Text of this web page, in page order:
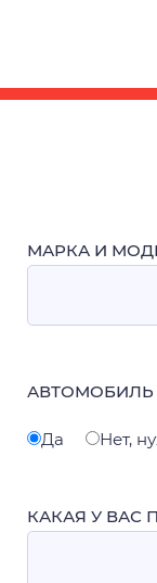
МАРКА И
АВТОМОБИЛЬ
Да Нет,
КАКАЯ У ВАС